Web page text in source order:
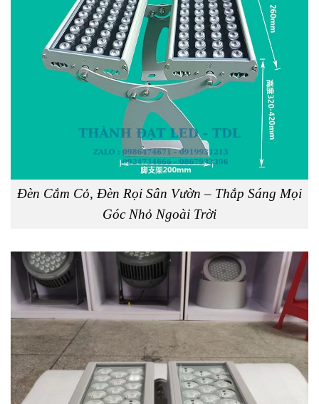
Đèn Cắm Cỏ, Đèn Rọi Sân Vườn – Thắp Sáng Mọi
Góc Nhỏ Ngoài Trời